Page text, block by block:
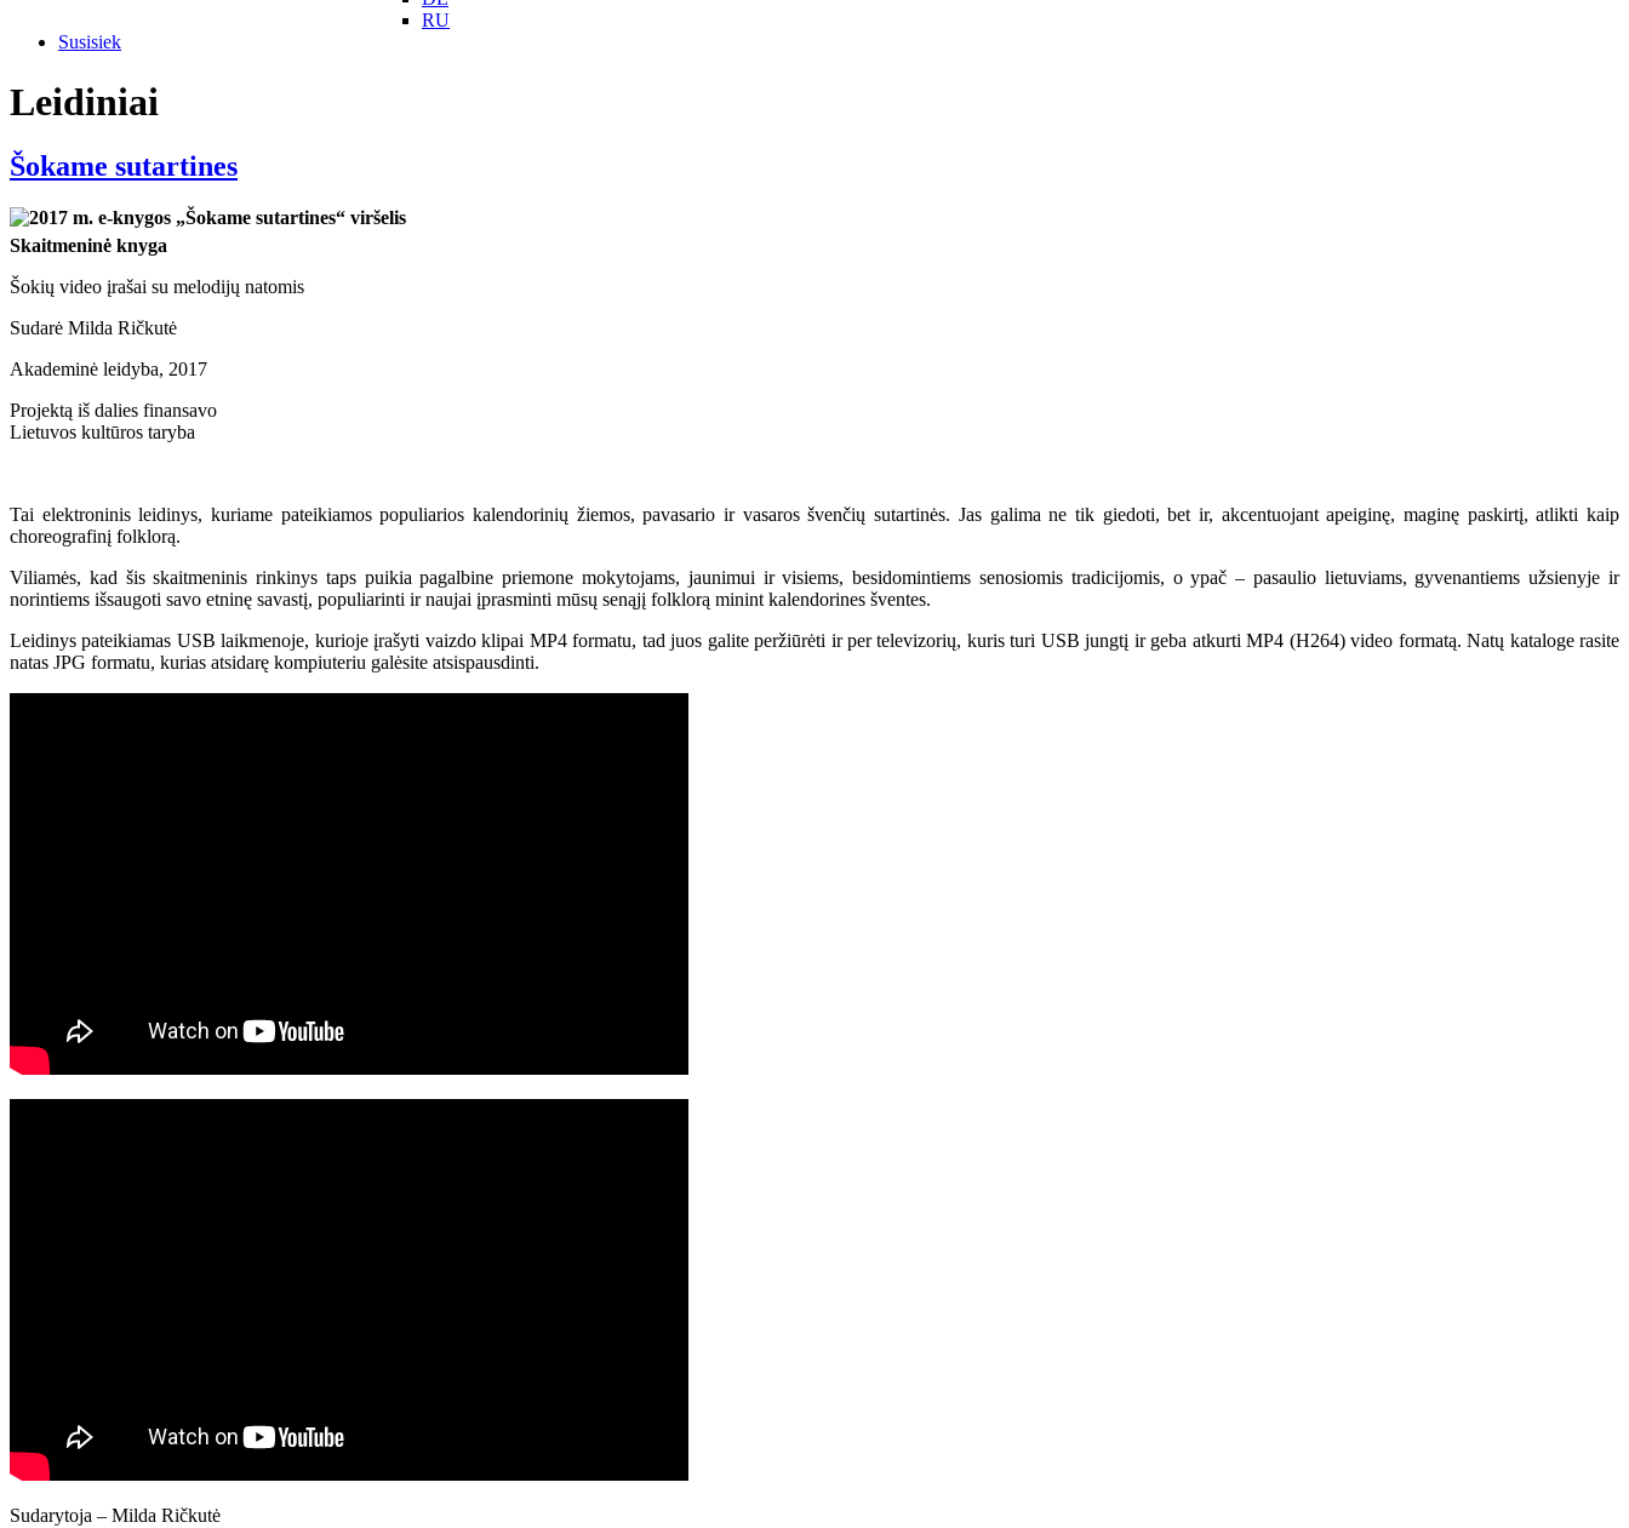
RU
Susisiek
Leidiniai
Šokame sutartines
Skaitmeninė knyga
Šokių video įrašai su melodijų natomis
Sudarė Milda Ričkutė
Akademinė leidyba, 2017
Projektą iš dalies finansavo
Lietuvos kultūros taryba
Tai elektroninis leidinys, kuriame pateikiamos populiarios kalendorinių žiemos, pavasario ir vasaros švenčių sutartinės. Jas galima ne tik giedoti, bet ir, akcentuojant apeiginę, maginę paskirtį, atlikti kaip
choreografinį folklorą.
Viliamės, kad šis skaitmeninis rinkinys taps puikia pagalbine priemone mokytojams, jaunimui ir visiems, besidomintiems senosiomis tradicijomis, o ypač – pasaulio lietuviams, gyvenantiems užsienyje ir
norintiems išsaugoti savo etninę savastį, populiarinti ir naujai įprasminti mūsų senąjį folklorą minint kalendorines šventes.
Leidinys pateikiamas USB laikmenoje, kurioje įrašyti vaizdo klipai MP4 formatu, tad juos galite peržiūrėti ir per televizorių, kuris turi USB jungtį ir geba atkurti MP4 (H264) video formatą. Natų kataloge rasite
natas JPG formatu, kurias atsidarę kompiuteriu galėsite atsispausdinti.
Sudarytoja – Milda Ričkutė